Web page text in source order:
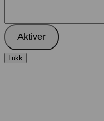
Aktiver
Lukk